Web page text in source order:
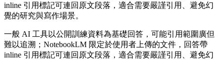
inline 引用標記可連回原文段落，適合需要嚴謹引用、避免幻
覺的研究與寫作場景。
一般 AI 工具以公開訓練資料為基礎回答，可能引用範圍廣但
難以追溯；NotebookLM 限定於使用者上傳的文件，回答帶
inline 引用標記可連回原文段落，適合需要嚴謹引用、避免幻